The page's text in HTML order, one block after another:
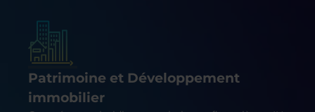
Patrimoine et Développement
immobilier